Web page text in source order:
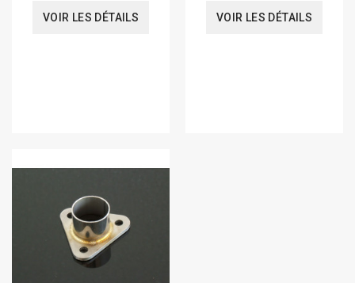
VOIR LES DÉTAILS VOIR LES DÉTAILS